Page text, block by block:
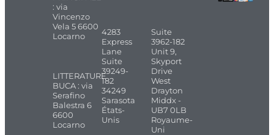
: via
Vincenzo
Vela 5 6600
Locarno
LITTERATURE
BUCA : via
Serafino
Balestra 6
6600
Locarno
4283
Express
Lane
Suite
39249-
182
34249
Sarasota
États-
Unis
Suite
3962-182
Unit 9,
Skyport
Drive
West
Drayton
Middx -
UB7 0LB
Royaume-
Uni